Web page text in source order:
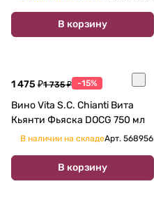
В корзину
1 475 ₽1 735 ₽ -15%
Вино Vita S.C. Chianti Вита
Кьянти Фьяска DOCG 750 мл
В наличии на складеАрт. 568956
В корзину